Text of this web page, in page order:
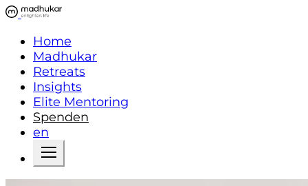
Home
Madhukar
Retreats
Insights
Elite Mentoring
Spenden
en